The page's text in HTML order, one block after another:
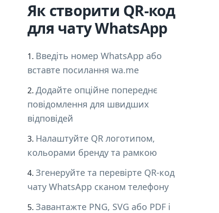
Як створити QR-код
для чату WhatsApp
Введіть номер WhatsApp або
вставте посилання wa.me
Додайте опційне попереднє
повідомлення для швидших
відповідей
Налаштуйте QR логотипом,
кольорами бренду та рамкою
Згенеруйте та перевірте QR-код
чату WhatsApp сканом телефону
Завантажте PNG, SVG або PDF і